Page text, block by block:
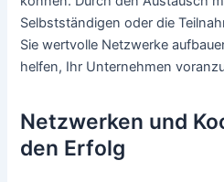
Selbstständigen oder die
Sie wertvolle Netzwerke
helfen, Ihr Unternehmen
Netzwerken und
den Erfolg